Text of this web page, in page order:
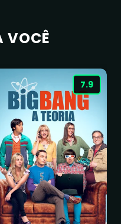
VOCÊ
7.9